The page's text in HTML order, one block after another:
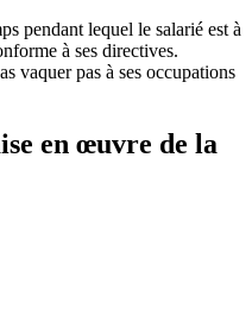
pendant lequel le salarié est à
à ses directives.
vaquer pas à ses occupations
en œuvre de la